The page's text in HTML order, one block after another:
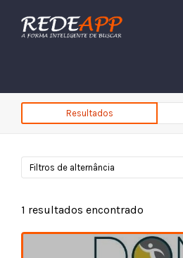
Procurar:
Resultados
Filtros de alternância
1 resultados encontrado